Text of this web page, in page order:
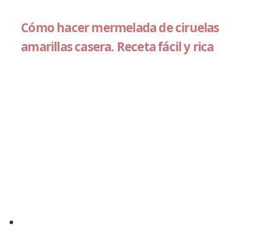
Cómo hacer mermelada de ciruelas
amarillas casera. Receta fácil y rica